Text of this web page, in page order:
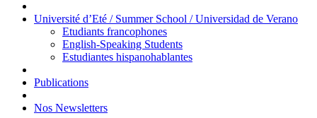
Université d’Eté / Summer School / Universidad de Verano
Etudiants francophones
English-Speaking Students
Estudiantes hispanohablantes
Publications
Nos Newsletters